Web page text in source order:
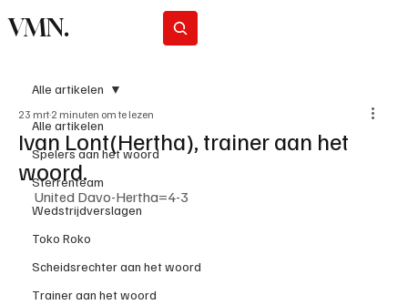
VMN.
Alle artikelen
Spelers aan het woord
Sterrenteam
Wedstrijdverslagen
Toko Roko
Scheidsrechter aan het woord
Trainer aan het woord
Alle artikelen
Ivan Lont(Hertha), trainer aan het
woord.
23 mrt 2 minuten om te lezen
United Davo-Hertha=4-3